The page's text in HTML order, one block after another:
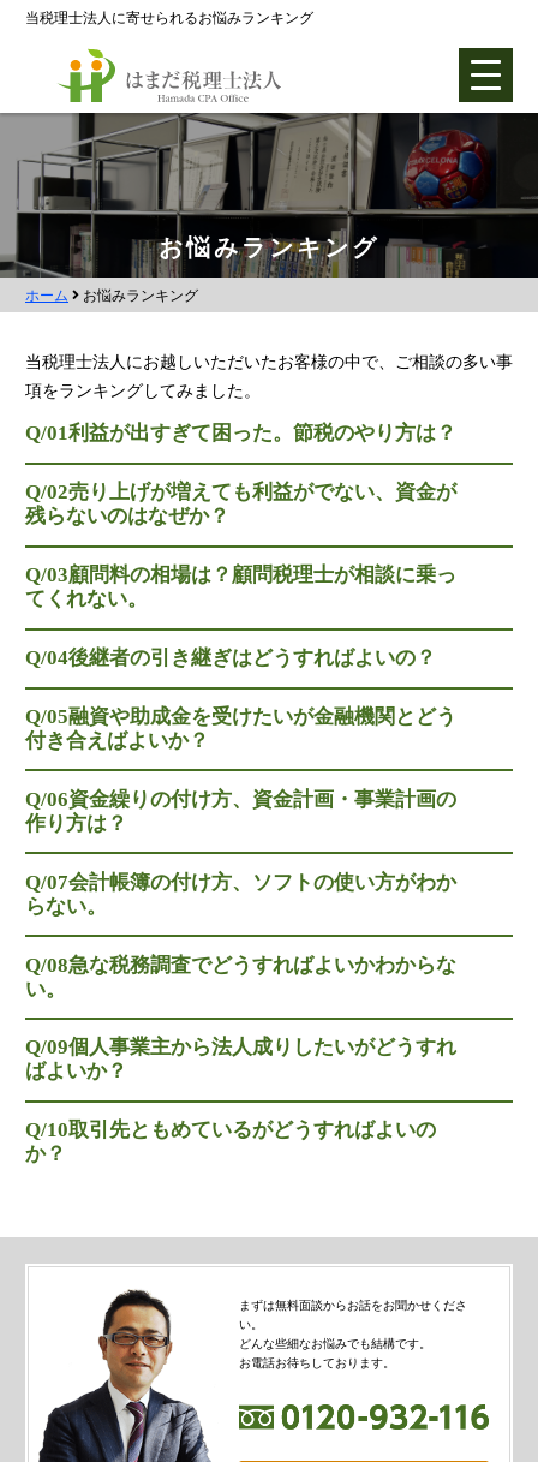
当税理士法人に寄せられるお悩みランキング
ホーム
各種支援業務
会社設立支援
会社設立0円プラン
株式会社設立
合同会社設立
社団法人設立
財団法人設立
NPO法人設立
当事務所に依頼するメリット
経営革新計画取得支援
経営革新計画の内容
計画を立てることで見えてくるもの
承認のメリット
承認要件
留意事項
当税理士法人のサービス
資金調達支援
融資による資金調達について
金融機関の融資のポイント
融資を受けやすくする経営
金融機関から調達するメリットとデメリット
VCによる資金調達
通常料金
創業3年目までの特別料金
他の税理士事務所からの切り替えの場合
ベンチャー企業応援パック
記帳代行/その他
お悩みランキング
ホーム お悩みランキング
当税理士法人にお越しいただいたお客様の中で、ご相談の多い事
項をランキングしてみました。
Q/01利益が出すぎて困った。節税のやり方は？
Q/02売り上げが増えても利益がでない、資金が
残らないのはなぜか？
Q/03顧問料の相場は？顧問税理士が相談に乗っ
てくれない。
Q/04後継者の引き継ぎはどうすればよいの？
Q/05融資や助成金を受けたいが金融機関とどう
付き合えばよいか？
Q/06資金繰りの付け方、資金計画・事業計画の
作り方は？
Q/07会計帳簿の付け方、ソフトの使い方がわか
らない。
Q/08急な税務調査でどうすればよいかわからな
い。
Q/09個人事業主から法人成りしたいがどうすれ
ばよいか？
Q/10取引先ともめているがどうすればよいの
か？
まずは無料面談からお話をお聞かせくださ
い。
どんな些細なお悩みでも結構です。
お電話お待ちしております。